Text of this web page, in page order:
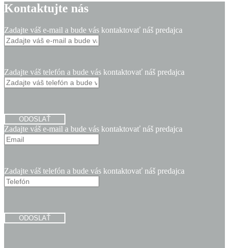
Kontaktujte nás
Zadajte váš e-mail a bude vás kontaktovať náš predajca
Zadajte váš telefón a bude vás kontaktovať náš predajca
ODOSLAŤ
Zadajte váš e-mail a bude vás kontaktovať náš predajca
Zadajte váš telefón a bude vás kontaktovať náš predajca
ODOSLAŤ